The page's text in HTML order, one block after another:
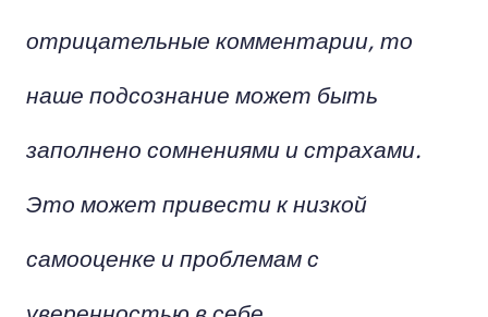
отрицательные комментарии, то
наше подсознание может быть
заполнено сомнениями и страхами.
Это может привести к низкой
самооценке и проблемам с